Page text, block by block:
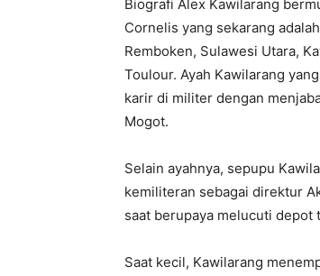
Biografi Alex Kawilarang
Cornelis yang sekarang
Remboken, Sulawesi Utara,
Toulour. Ayah Kawilarang
karir di militer dengan
Mogot.
Selain ayahnya, sepupu
kemiliteran sebagai direktur
saat berupaya melucuti depot
Saat kecil, Kawilarang